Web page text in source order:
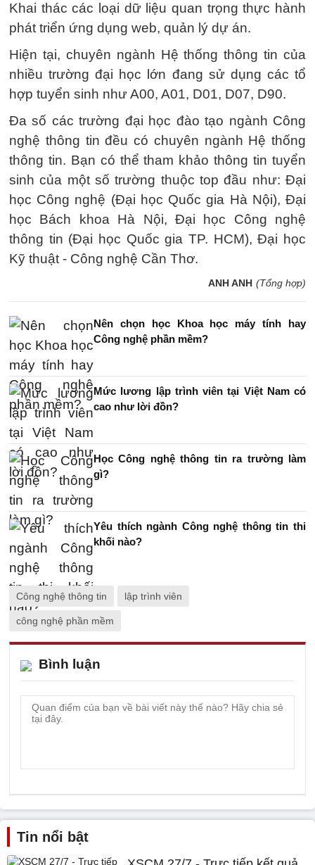
Khai thác các loại dữ liệu quan trọng thực hành
phát triển ứng dụng web, quản lý dự án.
Hiện tại, chuyên ngành Hệ thống thông tin của
nhiều trường đại học lớn đang sử dụng các tổ
hợp tuyển sinh như A00, A01, D01, D07, D90.
Đa số các trường đại học đào tạo ngành Công
nghệ thông tin đều có chuyên ngành Hệ thống
thông tin. Bạn có thể tham khảo thông tin tuyển
sinh của một số trường thuộc top đầu như: Đại
học Công nghệ (Đại học Quốc gia Hà Nội), Đại
học Bách khoa Hà Nội, Đại học Công nghệ
thông tin (Đại học Quốc gia TP. HCM), Đại học
Kỹ thuật - Công nghệ Cần Thơ.
ANH ANH (Tổng hợp)
Nên chọn học Khoa học máy tính hay
Công nghệ phần mềm?
Mức lương lập trình viên tại Việt Nam có
cao như lời đồn?
Học Công nghệ thông tin ra trường làm
gì?
Yêu thích ngành Công nghệ thông tin thi
khối nào?
Công nghệ thông tin lập trình viên
công nghệ phần mềm
Bình luận
Tin nổi bật